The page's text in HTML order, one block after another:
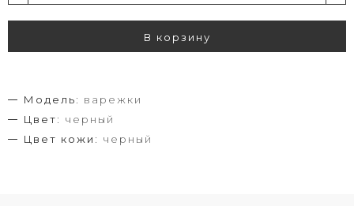
В корзину
Модель: варежки
Цвет: черный
Цвет кожи: черный